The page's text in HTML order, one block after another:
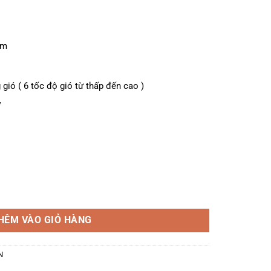
( 6 tốc độ gió từ thấp đến cao )
VÀO GIỎ HÀNG